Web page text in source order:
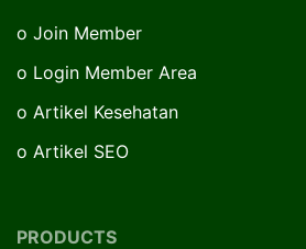
o Join Member
o Login Member Area
o Artikel Kesehatan
o Artikel SEO
PRODUCTS